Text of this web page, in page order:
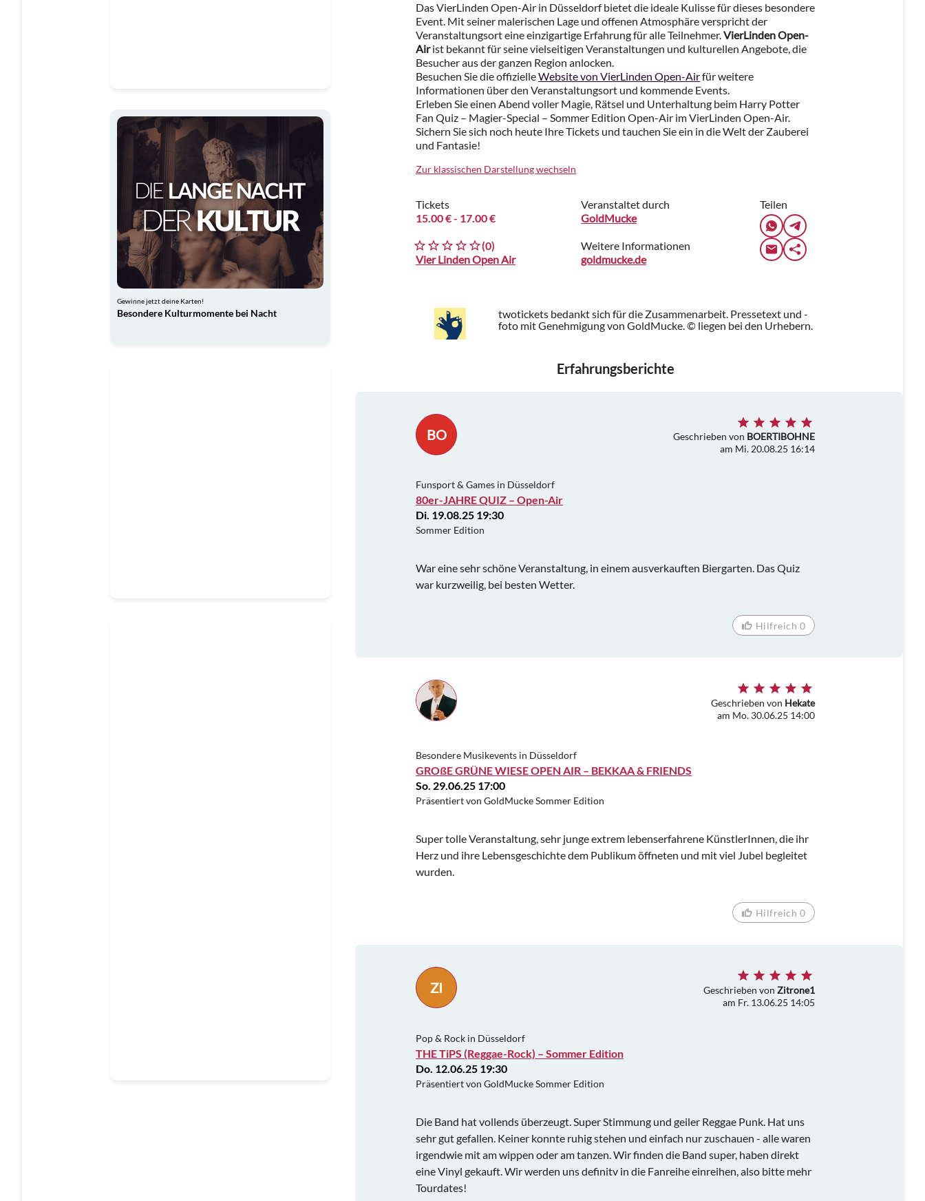
Gewinne jetzt deine Karten!
Besondere Kulturmomente bei Nacht
Das VierLinden Open-Air in Düsseldorf bietet die ideale Kulisse für dieses besondere
Event. Mit seiner malerischen Lage und offenen Atmosphäre verspricht der
Veranstaltungsort eine einzigartige Erfahrung für alle Teilnehmer.VierLinden Open-
Airist bekannt für seine vielseitigen Veranstaltungen und kulturellen Angebote, die
Besucher aus der ganzen Region anlocken.
Besuchen Sie die offizielleWebsite von VierLinden Open-Airfür weitere
Informationen über den Veranstaltungsort und kommende Events.
Erleben Sie einen Abend voller Magie, Rätsel und Unterhaltung beim Harry Potter
Fan Quiz – Magier-Special – Sommer Edition Open-Air im VierLinden Open-Air.
Sichern Sie sich noch heute Ihre Tickets und tauchen Sie ein in die Welt der Zauberei
und Fantasie!
Zur klassischen Darstellung wechseln
Tickets
15.00 €- 17.00 €
(0)
Vier Linden Open Air
Veranstaltet durch
GoldMucke
Weitere Informationen
goldmucke.de
Teilen
twotickets bedankt sich für die Zusammenarbeit. Pressetext und -
foto mit Genehmigung von GoldMucke. © liegen bei den Urhebern.
Erfahrungsberichte
BO Geschrieben von BOERTIBOHNE
am Mi. 20.08.25 16:14
Funsport & Games in Düsseldorf
80er-JAHRE QUIZ – Open-Air
Di. 19.08.25 19:30
Sommer Edition
War eine sehr schöne Veranstaltung, in einem ausverkauften Biergarten. Das Quiz
war kurzweilig, bei besten Wetter.
Hilfreich 0
Geschrieben von Hekate
am Mo. 30.06.25 14:00
Besondere Musikevents in Düsseldorf
GROßE GRÜNE WIESE OPEN AIR – BEKKAA & FRIENDS
So. 29.06.25 17:00
Präsentiert von GoldMucke Sommer Edition
Super tolle Veranstaltung, sehr junge extrem lebenserfahrene KünstlerInnen, die ihr
Herz und ihre Lebensgeschichte dem Publikum öffneten und mit viel Jubel begleitet
wurden.
Hilfreich 0
ZI Geschrieben von Zitrone1
am Fr. 13.06.25 14:05
Pop & Rock in Düsseldorf
THE TiPS (Reggae-Rock) – Sommer Edition
Do. 12.06.25 19:30
Präsentiert von GoldMucke Sommer Edition
Die Band hat vollends überzeugt. Super Stimmung und geiler Reggae Punk. Hat uns
sehr gut gefallen. Keiner konnte ruhig stehen und einfach nur zuschauen - alle waren
irgendwie mit am wippen oder am tanzen. Wir finden die Band super, haben direkt
eine Vinyl gekauft. Wir werden uns definitv in die Fanreihe einreihen, also bitte mehr
Tourdates!